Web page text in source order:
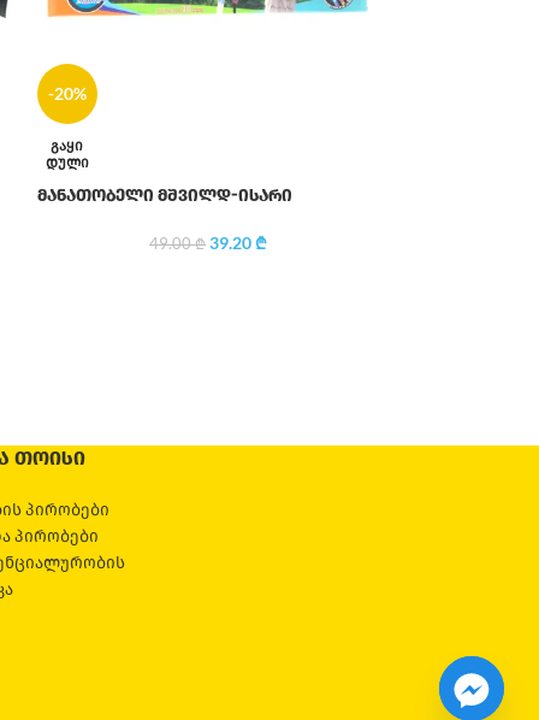
-20%
ᲒᲐᲧᲘ
ᲓᲣᲚᲘ
მანათობელი მშვილდ-ისარი
49.00₾ 39.20₾
ᲗᲝᲘᲡᲘ
პირობები
პირობები